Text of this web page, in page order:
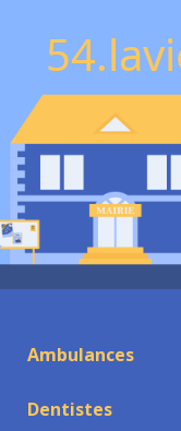
Ambulances
Dentistes